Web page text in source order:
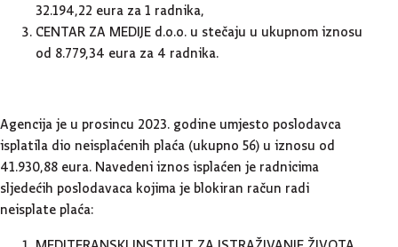
32.194,22 eura za 1 radnika,
CENTAR ZA MEDIJE d.o.o. u stečaju u ukupnom iznosu
od 8.779,34 eura za 4 radnika.
Agencija je u prosincu 2023. godine umjesto poslodavca
isplatila dio neisplaćenih plaća (ukupno 56) u iznosu od
41.930,88 eura. Navedeni iznos isplaćen je radnicima
sljedećih poslodavaca kojima je blokiran račun radi
neisplate plaća:
MEDITERANSKI INSTITUT ZA ISTRAŽIVANJE ŽIVOTA